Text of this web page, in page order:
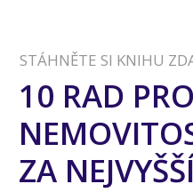
STÁHNĚTE SI KNIHU
10 RAD
ZA